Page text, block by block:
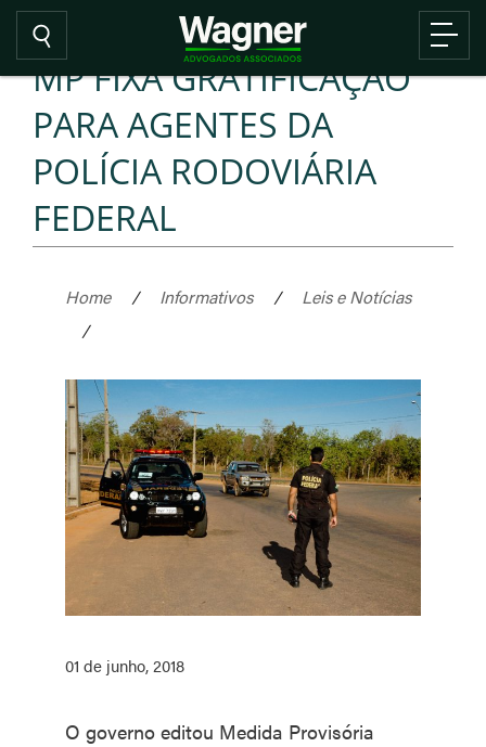
MP FIXA GRATIFICAÇÃO
PARA AGENTES DA
POLÍCIA RODOVIÁRIA
FEDERAL
Home / Informativos /
Leis e Notícias
/
01 de junho, 2018
O governo editou Medida Provisória